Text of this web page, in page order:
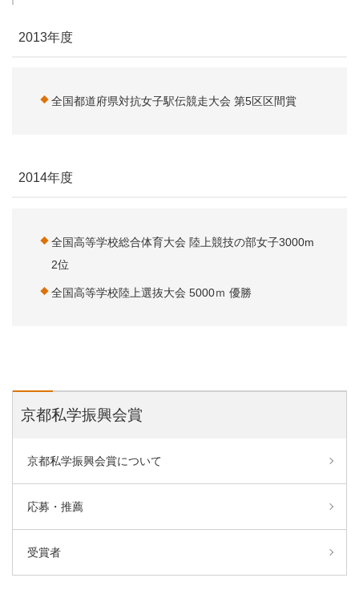
2013年度
全国都道府県対抗女子駅伝競走大会 第5区区間賞
2014年度
全国高等学校総合体育大会 陸上競技の部女子3000m
2位
全国高等学校陸上選抜大会 5000ｍ 優勝
京都私学振興会賞
京都私学振興会賞について
応募・推薦
受賞者